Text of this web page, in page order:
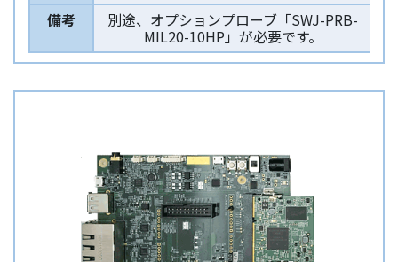
備考
別途、オプションプローブ「SWJ-PRB-
MIL20-10HP」が必要です。